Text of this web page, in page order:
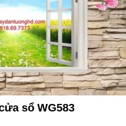
sổ WG583